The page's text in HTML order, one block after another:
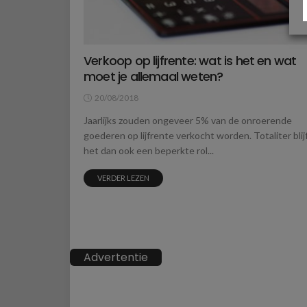
Verkoop op lijfrente: wat is het en wat
moet je allemaal weten?
20/08/2018
Jaarlijks zouden ongeveer 5% van de onroerende
goederen op lijfrente verkocht worden. Totaliter
het dan ook een beperkte rol...
VERDER LEZEN
Advertentie